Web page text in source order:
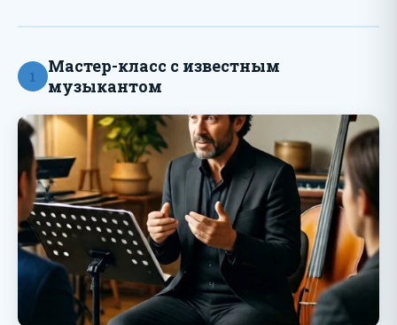
1
Мастер-класс с известным
музыкантом